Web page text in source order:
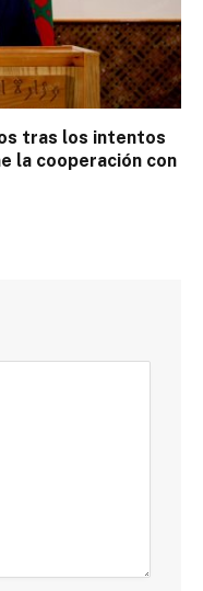
tras los intentos
la cooperación con